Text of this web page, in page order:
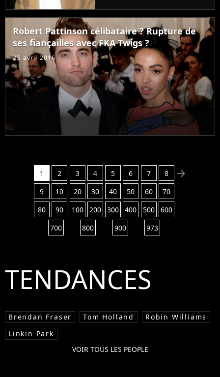
viendrait de faire l'objet
d'une plainte de l'un de
ses fans. La raison ? Un
message posté sur...
Robert Pattinson célibataire ? Rupture de
ses fiançailles avec FKA Twigs ?
25 avril 2016
1 2 3 4 5 6 7
8
9
10 20 30 40 50 60
70
80
90 100 200 300 400 500
600
700
800 900 973
arrow_right
TENDANCES
Brendan Fraser Tom Holland
Robin Williams
Linkin Park
VOIR TOUS LES PEOPLE